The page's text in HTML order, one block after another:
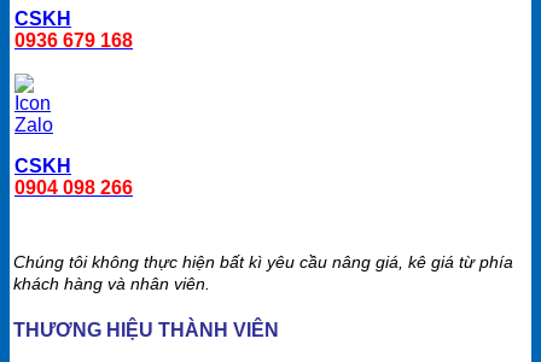
CSKH
0936 679 168
CSKH
0904 098 266
Chúng tôi không thực hiện bất kì yêu cầu nâng giá, kê giá từ phía
khách hàng và nhân viên.
THƯƠNG HIỆU THÀNH VIÊN